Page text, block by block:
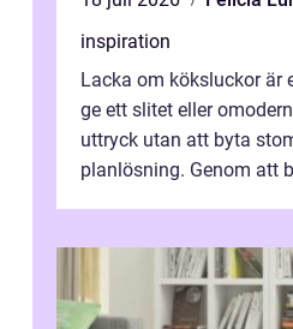
inspiration
Lacka om köksluckor är
ge ett slitet eller
uttryck utan att byta
planlösning. Genom att